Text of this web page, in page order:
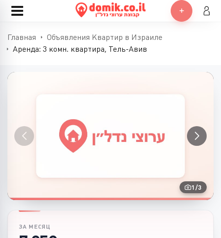
Главная
Объявления Квартир в Израиле
Аренда: 3 комн. квартира, Тель-Авив
1 /3
ЗА МЕСЯЦ